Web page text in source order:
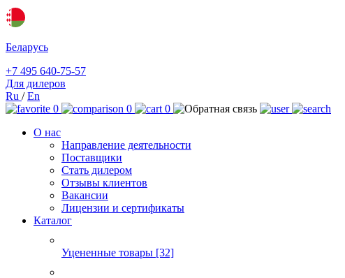
Беларусь
+7 495 640-75-57
Для дилеров
Ru /En
0
0
0
О нас
Направление деятельности
Поставщики
Стать дилером
Отзывы клиентов
Вакансии
Лицензии и сертификаты
Каталог
Уцененные товары [32]